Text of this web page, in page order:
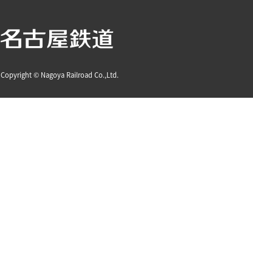
Copyright © Nagoya Railroad Co.,Ltd.